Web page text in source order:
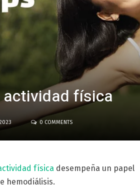
actividad física
0 COMMENTS
física desempeña un papel
hemodiálisis.